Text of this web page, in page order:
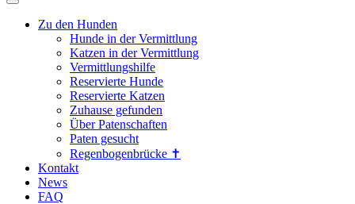
Zu den Hunden
Hunde in der Vermittlung
Katzen in der Vermittlung
Vermittlungshilfe
Reservierte Hunde
Reservierte Katzen
Zuhause gefunden
Über Patenschaften
Paten gesucht
Regenbogenbrücke ✝
Kontakt
News
FAQ